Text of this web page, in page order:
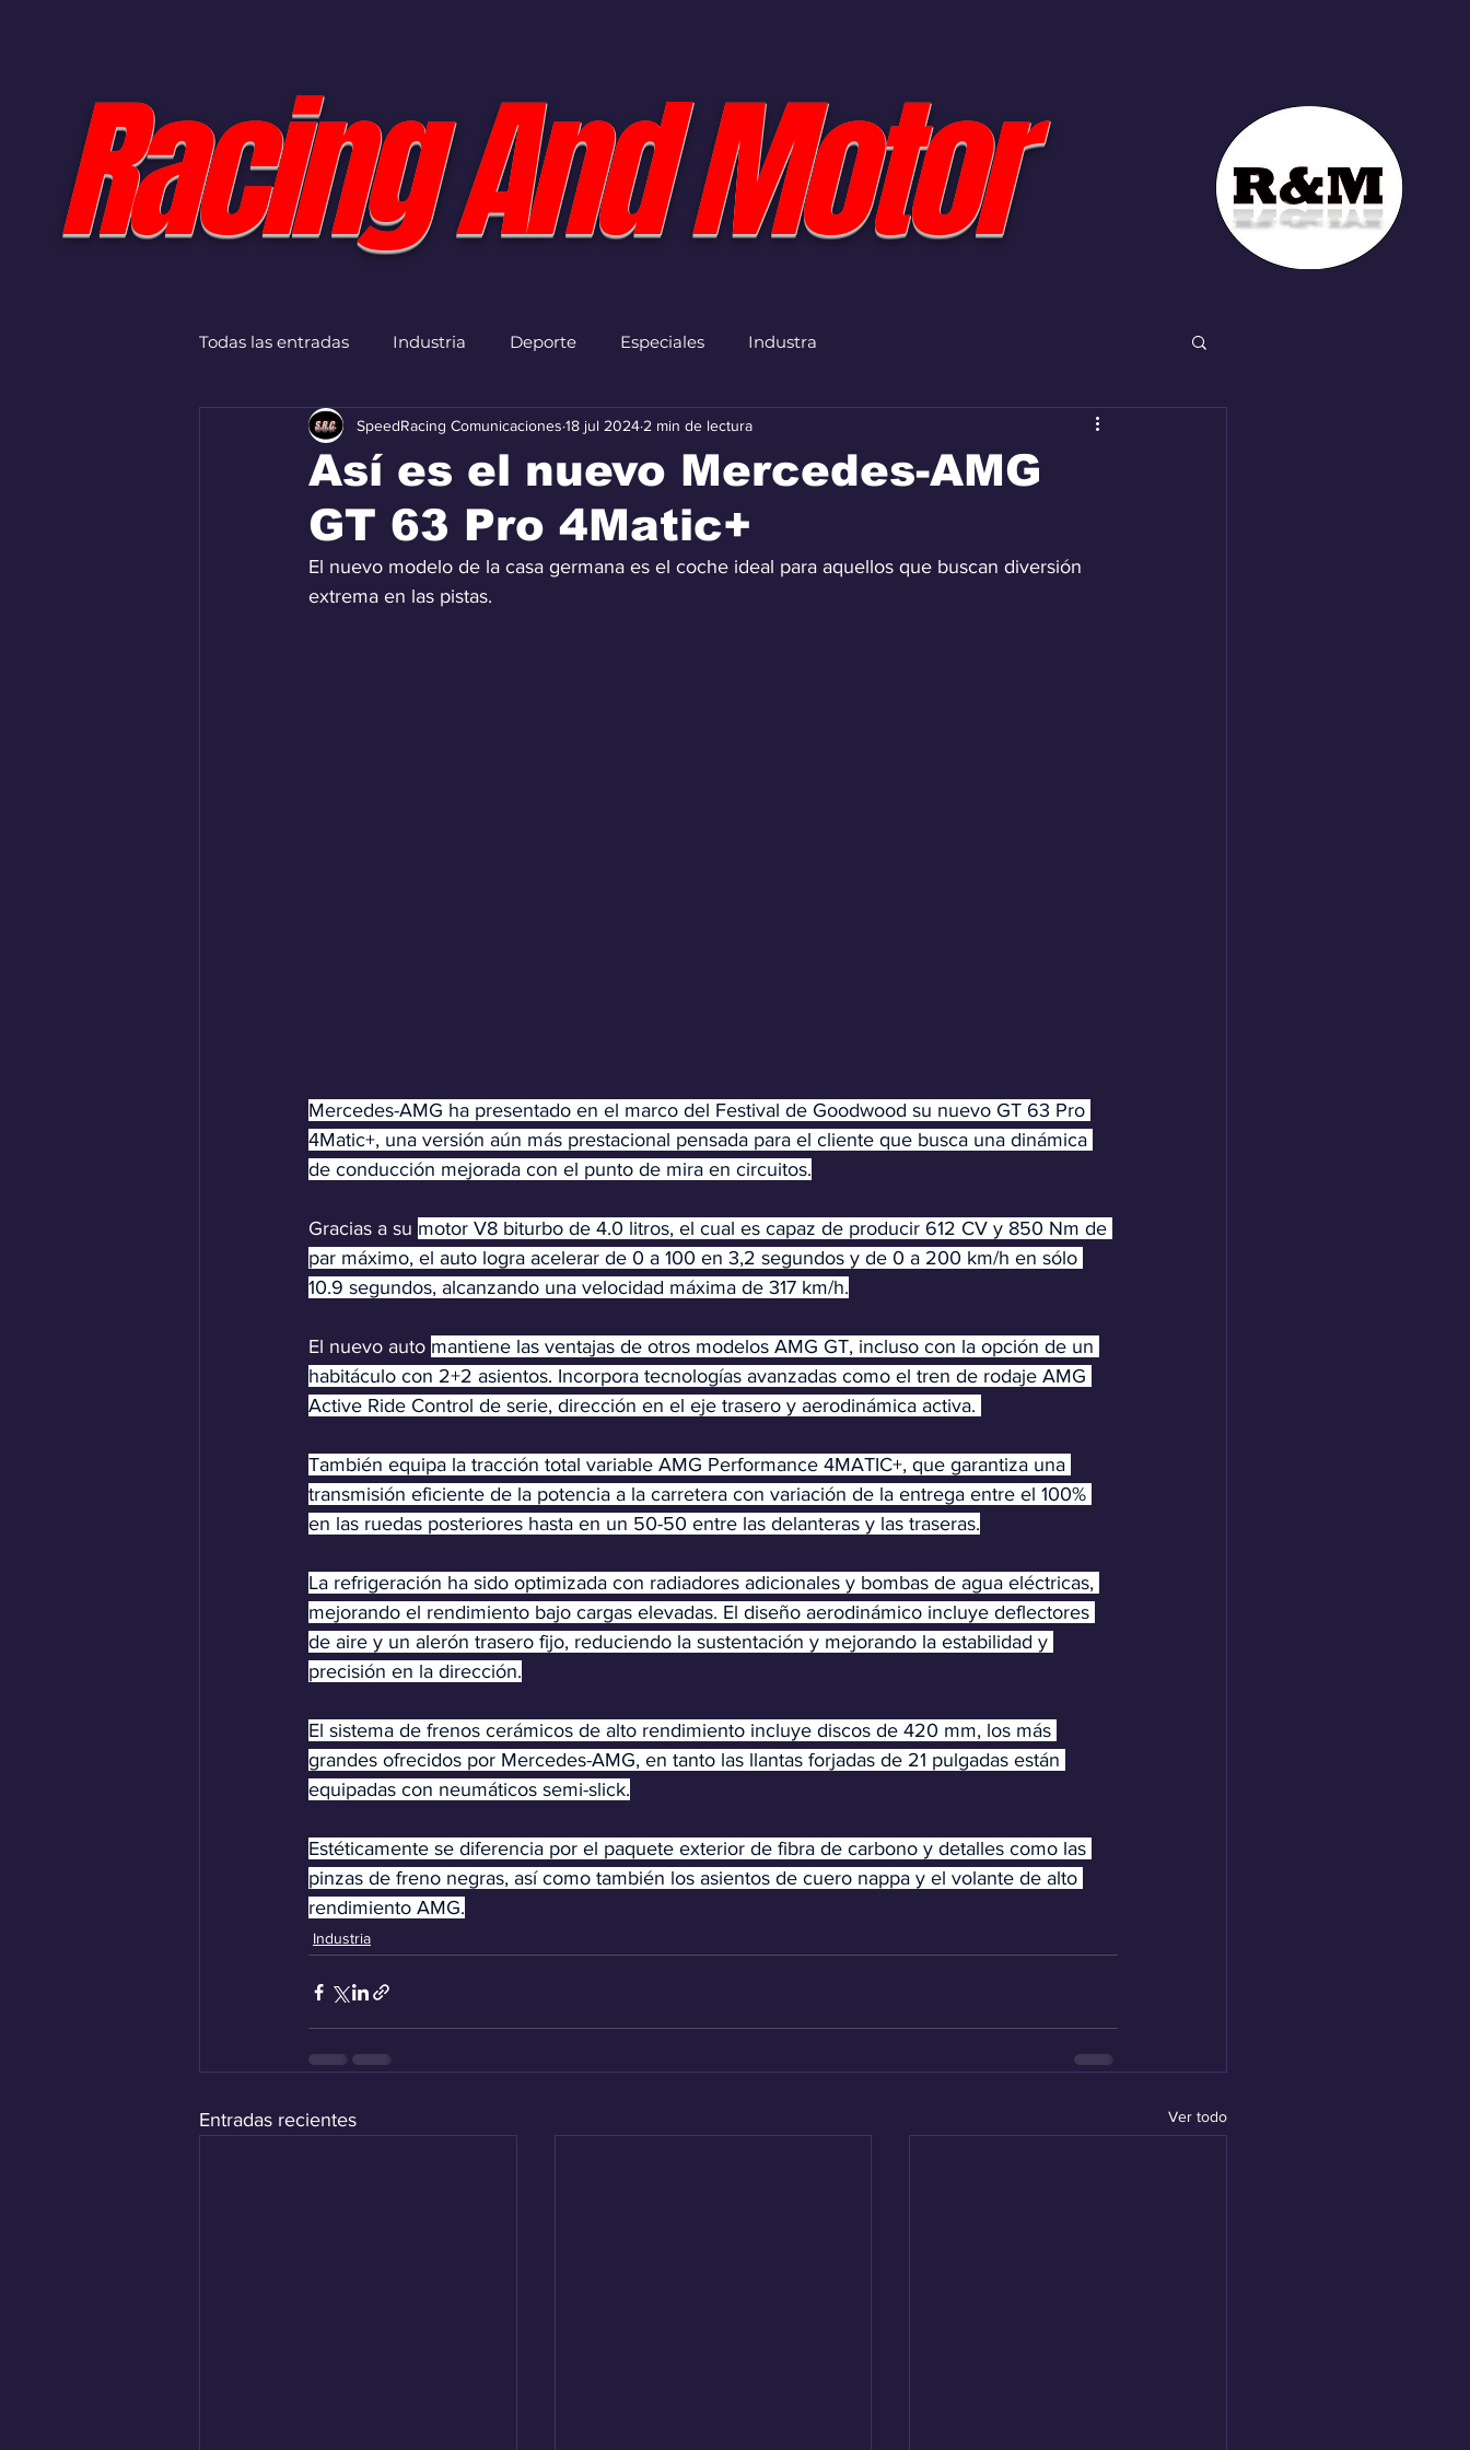
Racing And Motor
Todas las entradas Industria Deporte Especiales Industra
Así es el nuevo Mercedes-AMG
GT 63 Pro 4Matic+
SpeedRacing Comunicaciones 18 jul 2024 2 min de lectura
El nuevo modelo de la casa germana es el coche ideal para aquellos que buscan diversión
extrema en las pistas.
Mercedes-AMG ha presentado en el marco del Festival de Goodwood su nuevo GT 63 Pro
4Matic+, una versión aún más prestacional pensada para el cliente que busca una dinámica
de conducción mejorada con el punto de mira en circuitos.
Gracias a su motor V8 biturbo de 4.0 litros, el cual es capaz de producir 612 CV y 850 Nm de
par máximo, el auto logra acelerar de 0 a 100 en 3,2 segundos y de 0 a 200 km/h en sólo
10.9 segundos, alcanzando una velocidad máxima de 317 km/h.
El nuevo auto mantiene las ventajas de otros modelos AMG GT, incluso con la opción de un
habitáculo con 2+2 asientos. Incorpora tecnologías avanzadas como el tren de rodaje AMG
Active Ride Control de serie, dirección en el eje trasero y aerodinámica activa.
También equipa la tracción total variable AMG Performance 4MATIC+, que garantiza una
transmisión eficiente de la potencia a la carretera con variación de la entrega entre el 100%
en las ruedas posteriores hasta en un 50-50 entre las delanteras y las traseras.
La refrigeración ha sido optimizada con radiadores adicionales y bombas de agua eléctricas,
mejorando el rendimiento bajo cargas elevadas. El diseño aerodinámico incluye deflectores
de aire y un alerón trasero fijo, reduciendo la sustentación y mejorando la estabilidad y
precisión en la dirección.
El sistema de frenos cerámicos de alto rendimiento incluye discos de 420 mm, los más
grandes ofrecidos por Mercedes-AMG, en tanto las llantas forjadas de 21 pulgadas están
equipadas con neumáticos semi-slick.
Estéticamente se diferencia por el paquete exterior de fibra de carbono y detalles como las
pinzas de freno negras, así como también los asientos de cuero nappa y el volante de alto
rendimiento AMG.
Industria
Entradas recientes Ver todo